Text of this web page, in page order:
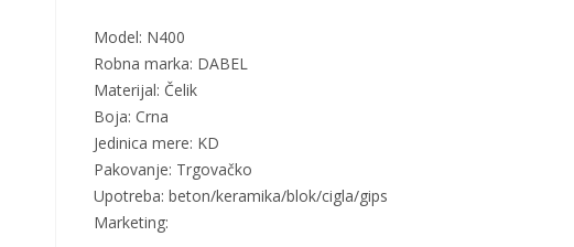
Model: N400
Robna marka: DABEL
Materijal: Čelik
Boja: Crna
Jedinica mere: KD
Pakovanje: Trgovačko
Upotreba: beton/keramika/blok/cigla/gips
Marketing: